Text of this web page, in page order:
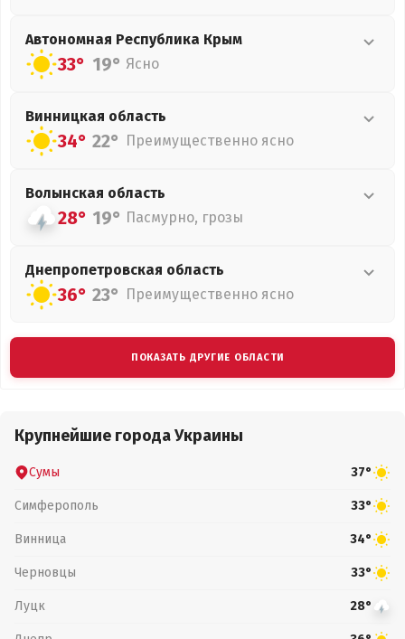
Автономная Республика Крым
33° 19° Ясно
Винницкая область
34° 22° Преимущественно ясно
Волынская область
28° 19° Пасмурно, грозы
Днепропетровская область
36° 23° Преимущественно ясно
ПОКАЗАТЬ ДРУГИЕ ОБЛАСТИ
Крупнейшие города Украины
Сумы 37°
Симферополь 33°
Винница 34°
Черновцы 33°
Луцк 28°